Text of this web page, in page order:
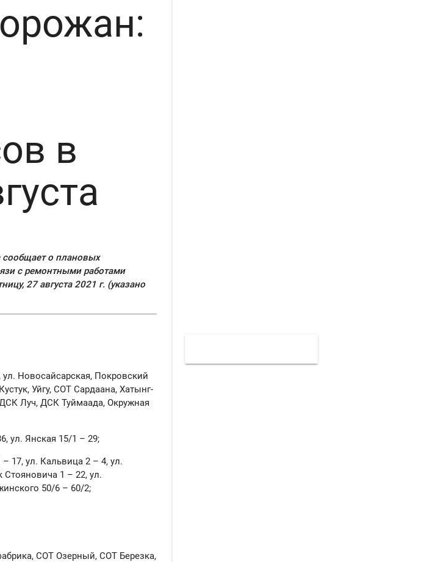
в
сообщает о плановых
с ремонтными работами
27 августа 2021 г. (указано
Новосайсарская, Покровский
Уйгу, СОТ Сардаана, Хатынг-
Луч, ДСК Туймаада, Окружная
ул. Янская 15/1 – 29;
17, ул. Кальвица 2 – 4, ул.
1 – 22, ул.
50/6 – 60/2;
СОТ Озерный, СОТ Березка,